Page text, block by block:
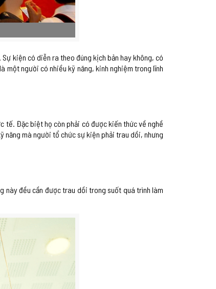
kiện có diễn ra theo đúng kịch bản hay không, có
một người có nhiều kỹ năng, kinh nghiệm trong lĩnh
tế. Đặc biệt họ còn phải có được kiến thức về nghề
năng mà người tổ chức sự kiện phải trau dồi, nhưng
này đều cần được trau dồi trong suốt quá trình làm